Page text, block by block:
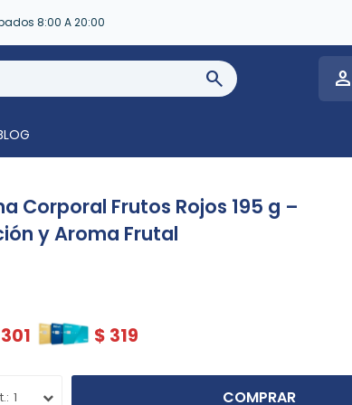
8:00 A 20:00
Corporal Frutos Rojos 195 g –
y Aroma Frutal
301 $ 319
1 COMPRAR